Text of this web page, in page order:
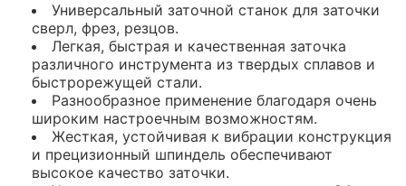
Универсальный заточной станок для заточки
сверл, фрез, резцов.
Легкая, быстрая и качественная заточка
различного инструмента из твердых сплавов и
быстрорежущей стали.
Разнообразное применение благодаря очень
широким настроечным возможностям.
Жесткая, устойчивая к вибрации конструкция
и прецизионный шпиндель обеспечивают
высокое качество заточки.